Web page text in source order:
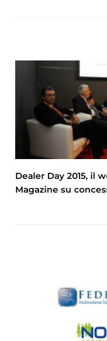
Dealer Day 2015, il
Magazine su